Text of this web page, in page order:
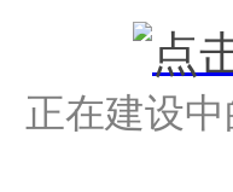
正在建设